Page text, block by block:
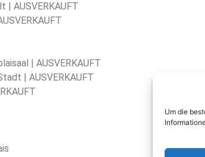
Um die
| AUSVERKAUFT
| AUSVERKAUFT
| AUSVERKAUFT